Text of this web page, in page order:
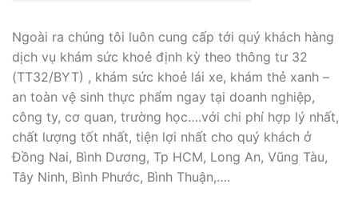
Ngoài ra chúng tôi luôn cung cấp tới quý khách hàng
dịch vụ khám sức khoẻ định kỳ theo thông tư 32
(TT32/BYT) , khám sức khoẻ lái xe, khám thẻ xanh –
an toàn vệ sinh thực phẩm ngay tại doanh nghiệp,
công ty, cơ quan, trường học….với chi phí hợp lý nhất,
chất lượng tốt nhất, tiện lợi nhất cho quý khách ở
Đồng Nai, Bình Dương, Tp HCM, Long An, Vũng Tàu,
Tây Ninh, Bình Phước, Bình Thuận,….